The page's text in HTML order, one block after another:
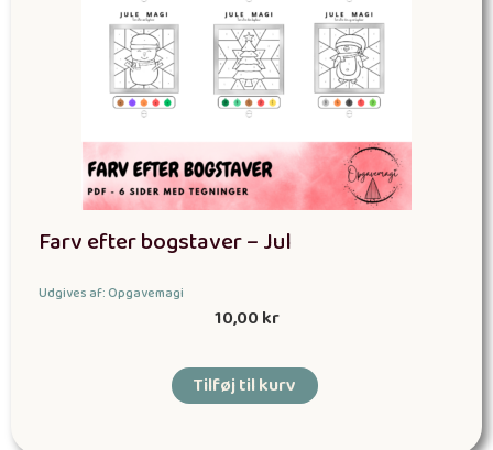
Farv efter bogstaver – Jul
Udgives af: Opgavemagi
10,00kr
Tilføj til kurv